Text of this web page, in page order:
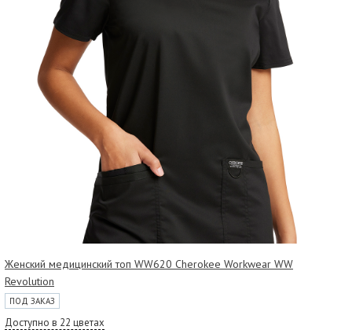
Женский медицинский топ WW620 Cherokee Workwear WW
Revolution
ПОД ЗАКАЗ
Доступно в 22 цветах